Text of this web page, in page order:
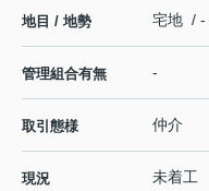
地目 / 地勢 宅地 / -
管理組合有無 -
取引態様 仲介
現況 未着工